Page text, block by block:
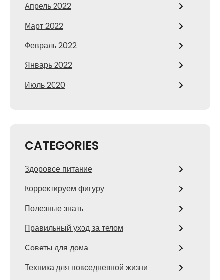
Апрель 2022
Март 2022
Февраль 2022
Январь 2022
Июль 2020
CATEGORIES
Здоровое питание
Корректируем фигуру
Полезные знать
Правильный уход за телом
Советы для дома
Техника для повседневной жизни